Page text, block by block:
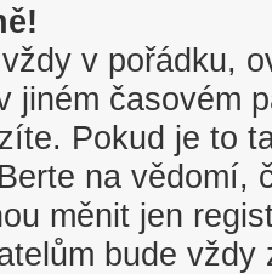
v pořádku,
jiném časovém
Pokud je to
na vědomí,
měnit jen
bude